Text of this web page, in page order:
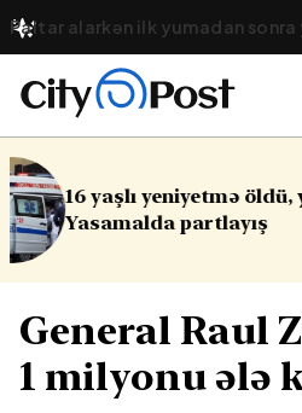
Paltar alarkən ilk yumadan sonra
tanıyaq?
var -
General Raul
1 milyonu ələ